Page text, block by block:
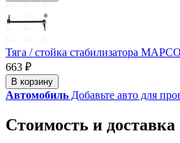
Тяга / стойка стабилизатора
663 ₽
В корзину
Автомобиль Добавьте авто для
Стоимость и доставка